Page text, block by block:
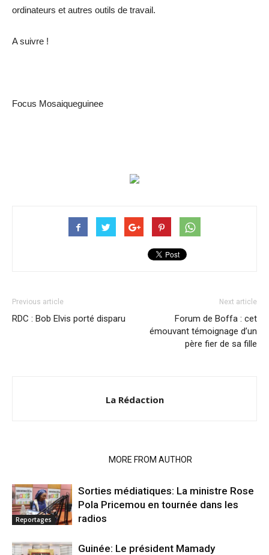
ordinateurs et autres outils de travail.
A suivre !
Focus Mosaiqueguinee
Previous article
RDC : Bob Elvis porté disparu
Next article
Forum de Boffa : cet
émouvant témoignage d’un
père fier de sa fille
La Rédaction
MORE FROM AUTHOR
Reportages
Sorties médiatiques: La ministre Rose
Pola Pricemou en tournée dans les
radios
Guinée: Le président Mamady